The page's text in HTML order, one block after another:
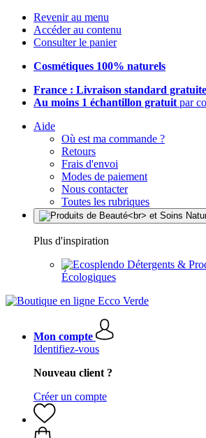
Revenir au menu
Accéder au contenu
Consulter le panier
Cosmétiques 100% naturels
France : Livraison standard gratuite
Au moins 1 échantillon gratuit par
Aide
Où est ma commande ?
Retours
Frais d'envoi
Modes de paiement
Nous contacter
Toutes les rubriques
Plus d'inspiration
Détergents &
Écologiques
Mon compte
Identifiez-vous
Nouveau client ?
Créer un compte